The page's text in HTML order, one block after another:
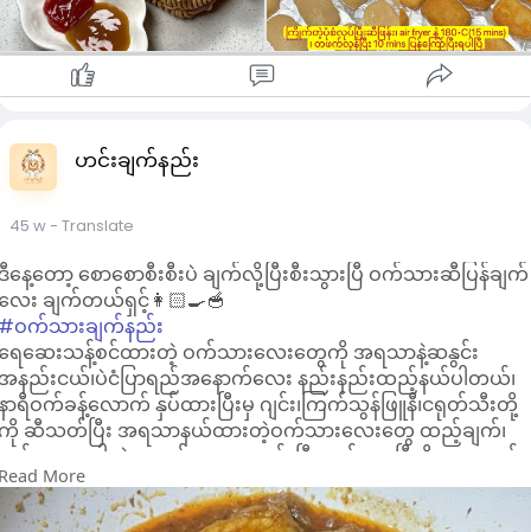
ဟင်းချက်နည်း
45 w- Translate
နေ့တော့ စောစောစီးစီးပဲ ချက်လို့ပြီးစီးသွားပြီ ဝက်သားဆီပြန်ချက်
ေး ချက်တယ်ရှင့်👩🏻‍🍳🥣
ဝက်သားချက်နည်း
ေဆေးသန့်စင်ထားတဲ့ ဝက်သားလေးတွေကို အရသာနဲ့ဆနွင်း
နည်းငယ်၊ပဲငံပြာရည်အနောက်လေး နည်းနည်းထည့်နယ်ပါတယ်၊
ာရီဝက်ခန့်လောက် နှပ်ထားပြီးမှ ဂျင်း၊ကြက်သွန်ဖြူနီ၊ငရုတ်သီးတို့
ဆီသတ်ပြီး အရသာနယ်ထားတဲ့ဝက်သားလေးတွေ ထည့်ချက်၊
က်သားမှာပါတဲ့ အရည်လေးတွေခမ်းပြီး တင်းလာပြီဆိုမှ ရေထည့်
ါတယ်၊နူးပြီးဆီပြန်လာပြီဆိုရင်တော့ လွယ်ကူရိုးရှင်းတဲ့ ဝက်သား
ပြန်ချက်လေး ရပါပြီရှင့်👩🏻‍🍳🥣
More